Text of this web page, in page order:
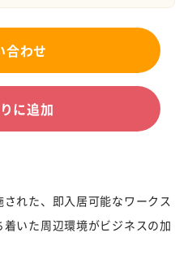
合わせ
に追加
れた、即入居可能なワークス
いた周辺環境がビジネスの加